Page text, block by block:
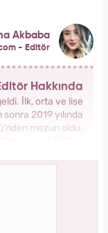
Akbaba
- Editör
Hakkında
İlk, orta ve lise
2019 yılında
mezun oldu.
yılında TRT'de
İçerik Editörü